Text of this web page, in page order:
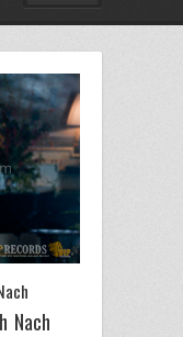
Nach